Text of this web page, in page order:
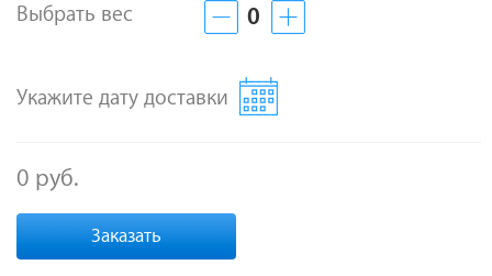
Выбрать вес 0
Укажите дату доставки
0 руб.
Заказать